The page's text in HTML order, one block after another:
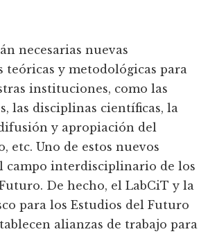
necesarias nuevas
teóricas y metodológicas para
instituciones, como las
las disciplinas científicas, la
y apropiación del
etc. Uno de estos nuevos
campo interdisciplinario de los
De hecho, el LabCiT y la
para los Estudios del Futuro
alianzas de trabajo para